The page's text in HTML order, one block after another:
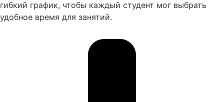
гибкий график, чтобы каждый студент мог выбрать
удобное время для занятий.